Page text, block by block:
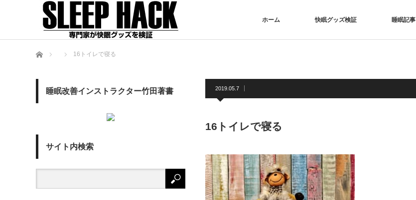
ホーム 快眠グッズ検証 睡眠記事
ホーム 16トイレで寝る
2019.05.7
16トイレで寝る
睡眠改善インストラクター竹田著書
サイト内検索